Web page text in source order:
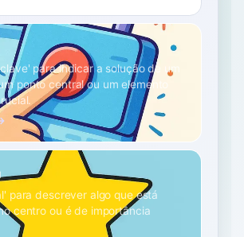
para indicar a solução de um
ponto central ou um elemento
para descrever algo que está
centro ou é de importância